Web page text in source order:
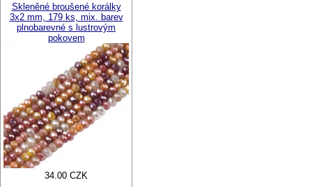
Skleněné broušené korálky
3x2 mm, 179 ks, mix. barev
plnobarevné s lustrovým
pokovem
34.00 CZK